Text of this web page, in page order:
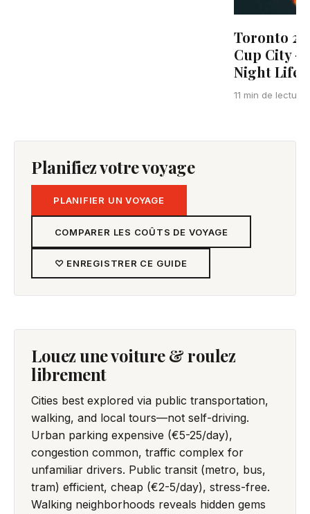
Toronto
Cup City
Night Life
11 min de lecture
Planifiez votre voyage
PLANIFIER UN VOYAGE
COMPARER LES COÛTS DE VOYAGE
♡ ENREGISTRER CE GUIDE
Louez une voiture & roulez
librement
Cities best explored via public transportation,
walking, and local tours—not self-driving.
Urban parking expensive (€5-25/day),
congestion common, traffic complex for
unfamiliar drivers. Public transit (metro, bus,
tram) efficient, cheap (€2-5/day), stress-free.
Walking neighborhoods reveals hidden gems